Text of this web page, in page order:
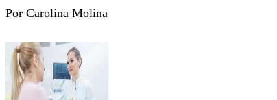
Por Carolina Molina